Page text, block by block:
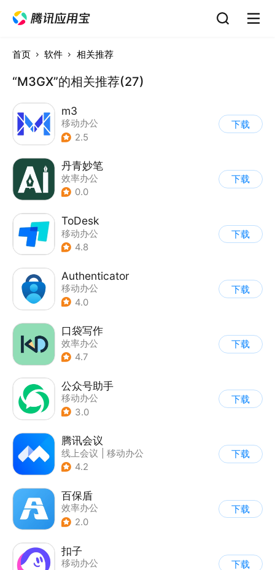
首页 软件 相关推荐
“M3GX”的相关推荐(27)
m3
移动办公
2.5
下载
丹青妙笔
效率办公
0.0
下载
ToDesk
移动办公
4.8
下载
Authenticator
移动办公
4.0
下载
口袋写作
效率办公
4.7
下载
公众号助手
移动办公
3.0
下载
腾讯会议
线上会议
移动办公
4.2
下载
百保盾
效率办公
2.0
下载
扣子
移动办公
下载